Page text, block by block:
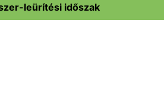
leürítési időszak